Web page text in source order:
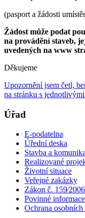
(pasport a žádosti
Žádost může podat
na provádění staveb,
uvedených na www
Děkujeme
Upozornění jsem četl,
na stránku s
Úřad
E-podatelna
Úřední deska
Stavba a
Realizované
Životní situace
Veřejné zakázky
Zákon č.
Povinné informace
Ochrana